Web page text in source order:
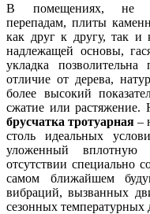
В помещениях, не
перепадам, плиты
как друг к другу, так и
надлежащей основы,
укладка
отличие от дерева,
более высокий
сжатие или растяжение.
брусчатка тротуарная –
столь идеальных
уложенный
отсутствии специально
самом ближайшем
вибраций, вызванных
сезонных температурных